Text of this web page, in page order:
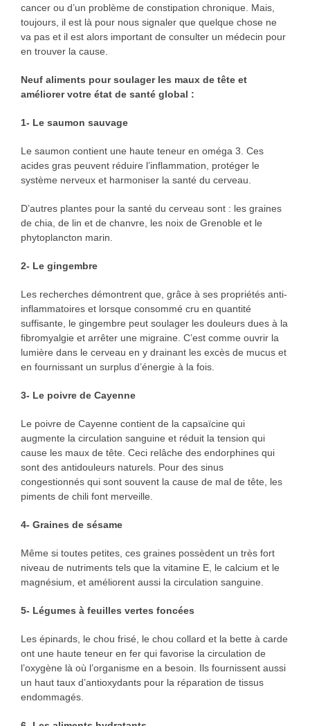
cancer ou d’un problème de constipation chronique. Mais,
toujours, il est là pour nous signaler que quelque chose ne
va pas et il est alors important de consulter un médecin pour
en trouver la cause.
Neuf aliments pour soulager les maux de tête et
améliorer votre état de santé global :
1- Le saumon sauvage
Le saumon contient une haute teneur en oméga 3. Ces
acides gras peuvent réduire l’inflammation, protéger le
système nerveux et harmoniser la santé du cerveau.
D’autres plantes pour la santé du cerveau sont : les graines
de chia, de lin et de chanvre, les noix de Grenoble et le
phytoplancton marin.
2- Le gingembre
Les recherches démontrent que, grâce à ses propriétés anti-
inflammatoires et lorsque consommé cru en quantité
suffisante, le gingembre peut soulager les douleurs dues à la
fibromyalgie et arrêter une migraine. C’est comme ouvrir la
lumière dans le cerveau en y drainant les excès de mucus et
en fournissant un surplus d’énergie à la fois.
3- Le poivre de Cayenne
Le poivre de Cayenne contient de la capsaïcine qui
augmente la circulation sanguine et réduit la tension qui
cause les maux de tête. Ceci relâche des endorphines qui
sont des antidouleurs naturels. Pour des sinus
congestionnés qui sont souvent la cause de mal de tête, les
piments de chili font merveille.
4- Graines de sésame
Même si toutes petites, ces graines possèdent un très fort
niveau de nutriments tels que la vitamine E, le calcium et le
magnésium, et améliorent aussi la circulation sanguine.
5- Légumes à feuilles vertes foncées
Les épinards, le chou frisé, le chou collard et la bette à carde
ont une haute teneur en fer qui favorise la circulation de
l’oxygène là où l’organisme en a besoin. Ils fournissent aussi
un haut taux d’antioxydants pour la réparation de tissus
endommagés.